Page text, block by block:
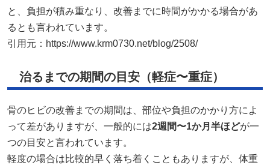
と、負担が積み重なり、改善までに時間がかかる場合があ
るとも言われています。
引用元： https://www.krm0730.net/blog/2508/
治るまでの期間の目安（軽症〜重症）
骨のヒビの改善までの期間は、部位や負担のかかり方によ
って差がありますが、一般的には2週間〜1か月半ほどが一
つの目安と言われています。
軽度の場合は比較的早く落ち着くこともありますが、体重